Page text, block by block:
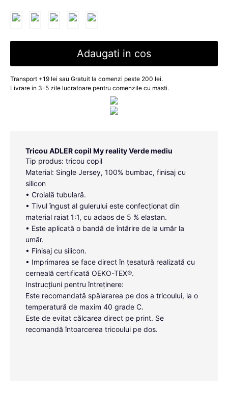
Adaugati in cos
Transport +19 lei sau Gratuit la comenzi peste 200 lei.
Livrare in 3-5 zile lucratoare pentru comenzile cu masti.
Tricou ADLER copil My reality Verde mediu
Tip produs: tricou copil
Material: Single Jersey, 100% bumbac, finisaj cu
silicon
• Croială tubulară.
• Tivul îngust al gulerului este confecționat din
material raiat 1:1, cu adaos de 5 % elastan.
• Este aplicată o bandă de întărire de la umăr la
umăr.
• Finisaj cu silicon.
• Imprimarea se face direct în țesatură realizată cu
cerneală certificată OEKO-TEX®.
Instrucțiuni pentru întreținere:
Este recomandată spălararea pe dos a tricoului, la o
temperatură de maxim 40 grade C.
Este de evitat călcarea direct pe print. Se
recomandă întoarcerea tricoului pe dos.